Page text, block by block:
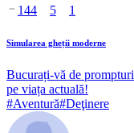
144 5 1
Simularea gheții moderne
Bucurați-vă de
pe viața actuală!
#Aventură#Deţinere